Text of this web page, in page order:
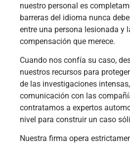
nuestro personal es
barreras del idioma nunca
entre una persona lesionada y
compensación que merece.
Cuando nos confía su caso,
nuestros recursos para
de las investigaciones
comunicación con las
contratamos a expertos
nivel para construir un caso
Nuestra firma opera